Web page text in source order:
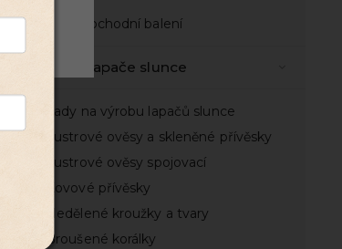
Velkoobchodní balení
Vše na lapače slunce
Sady na výrobu lapačů slunce
Lustrové ověsy a skleněné přívěsky
Lustrové ověsy spojovací
Kovové přívěsky
Nedělené kroužky a tvary
Broušené korálky